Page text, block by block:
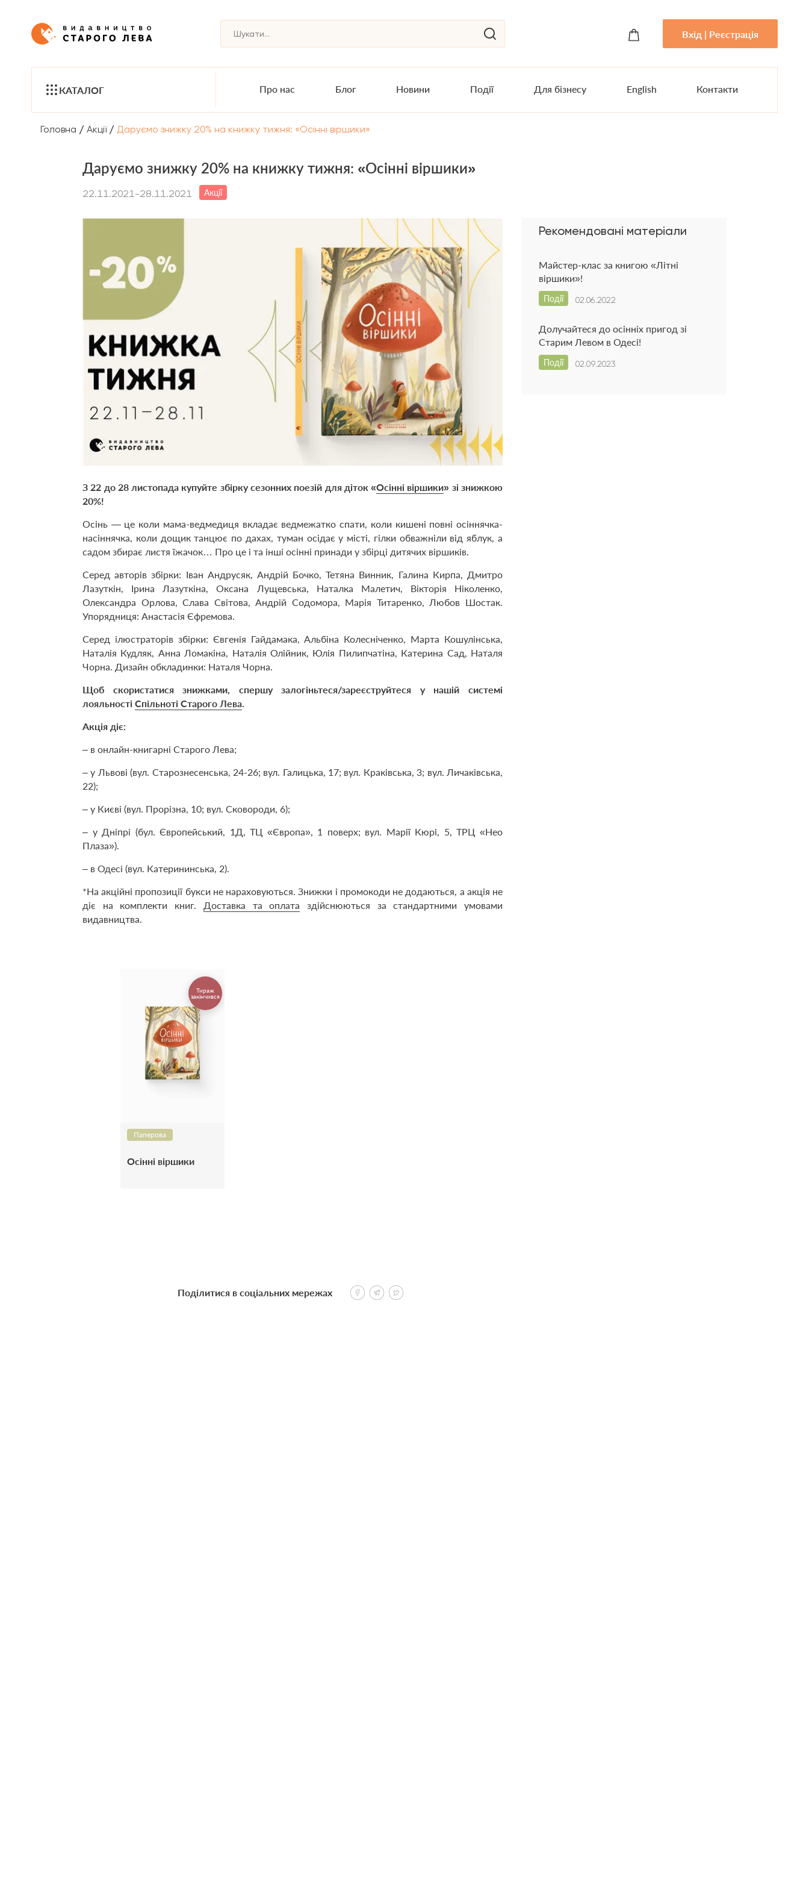
Вхід | Реєстрація
КАТАЛОГ Про нас Блог Новини Події Для бізнесу English Контакти
Головна / Акції / Даруємо знижку 20% на книжку тижня: «Осінні віршики»
Даруємо знижку 20% на книжку тижня: «Осінні віршики»
22.11.2021-28.11.2021 Акції
З 22 до 28 листопада купуйте збірку сезонних поезій для діток «Осінні віршики» зі знижкою
20%!
Осінь — це коли мама-ведмедиця вкладає ведмежатко спати, коли кишені повні осіннячка-
насіннячка, коли дощик танцює по дахах, туман осідає у місті, гілки обважніли від яблук, а
садом збирає листя їжачок… Про це і та інші осінні принади у збірці дитячих віршиків.
Серед авторів збірки: Іван Андрусяк, Андрій Бочко, Тетяна Винник, Галина Кирпа, Дмитро
Лазуткін, Ірина Лазуткіна, Оксана Лущевська, Наталка Малетич, Вікторія Ніколенко,
Олександра Орлова, Слава Світова, Андрій Содомора, Марія Титаренко, Любов Шостак.
Упорядниця: Анастасія Єфремова.
Серед ілюстраторів збірки: Євгенія Гайдамака, Альбіна Колесніченко, Марта Кошулінська,
Наталія Кудляк, Анна Ломакіна, Наталія Олійник, Юлія Пилипчатіна, Катерина Сад, Наталя
Чорна. Дизайн обкладинки: Наталя Чорна.
Щоб скористатися знижками, спершу залогіньтеся/зареєструйтеся у нашій системі
лояльності Спільноті Старого Лева.
Акція діє:
– в онлайн-книгарні Старого Лева;
– у Львові (вул. Старознесенська, 24-26; вул. Галицька, 17; вул. Краківська, 3; вул. Личаківська,
22);
– у Києві (вул. Прорізна, 10; вул. Сковороди, 6);
– у Дніпрі (бул. Європейський, 1Д, ТЦ «Європа», 1 поверх; вул. Марії Кюрі, 5, ТРЦ «Нео
Плаза»).
– в Одесі (вул. Катерининська, 2).
*На акційні пропозиції букси не нараховуються. Знижки і промокоди не додаються, а акція не
діє на комплекти книг. Доставка та оплата здійснюються за стандартними умовами
видавництва.
Рекомендовані матеріали
Майстер-клас за книгою «Літні
віршики»!
02.06.2022
Події
Долучайтеся до осінніх пригод зі
Старим Левом в Одесі!
02.09.2023
Події
Тираж
закінчився
Паперова
Осінні віршики
Поділитися в соціальних мережах